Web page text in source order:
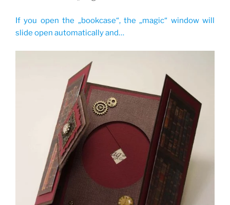
If you open the „bookcase“, the „magic“ window will
slide open automatically and…